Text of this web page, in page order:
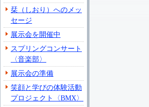
栞（しおり）へのメッ
セージ
展示会を開催中
スプリングコンサート
〈音楽部〉
展示会の準備
笑顔と学びの体験活動
プロジェクト〈BMX〉